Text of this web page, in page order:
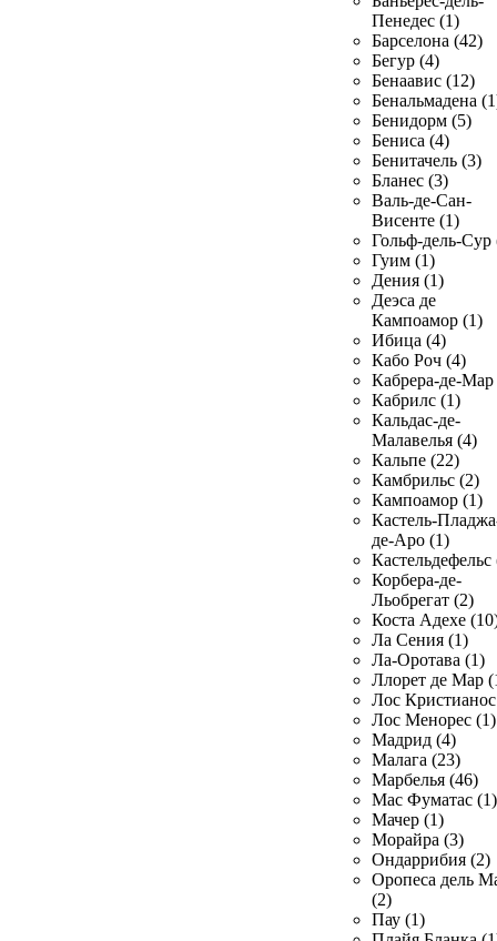
Пенедес (1)
Барселона (42)
Бегур (4)
Бенаавис (12)
Бенальмадена
Бенидорм (5)
Бениса (4)
Бенитачель (3)
Бланес (3)
Валь-де-Сан-
Висенте (1)
Гольф-дель-Сур
Гуим (1)
Дения (1)
Деэса де
Кампоамор (1)
Ибица (4)
Кабо Роч (4)
Кабрера-де-Мар
Кабрилс (1)
Кальдас-де-
Малавелья (4)
Кальпе (22)
Камбрильс (2)
Кампоамор (1)
Кастель-
де-Аро (1)
Кастельдефельс
Корбера-де-
Льобрегат (2)
Коста Адехе
Ла Сения (1)
Ла-Оротава (1)
Ллорет де Мар
Лос
Лос Менорес (1)
Мадрид (4)
Малага (23)
Марбелья (46)
Мас Фуматас (1)
Мачер (1)
Морайра (3)
Ондаррибия (2)
Оропеса дель
(2)
Пау (1)